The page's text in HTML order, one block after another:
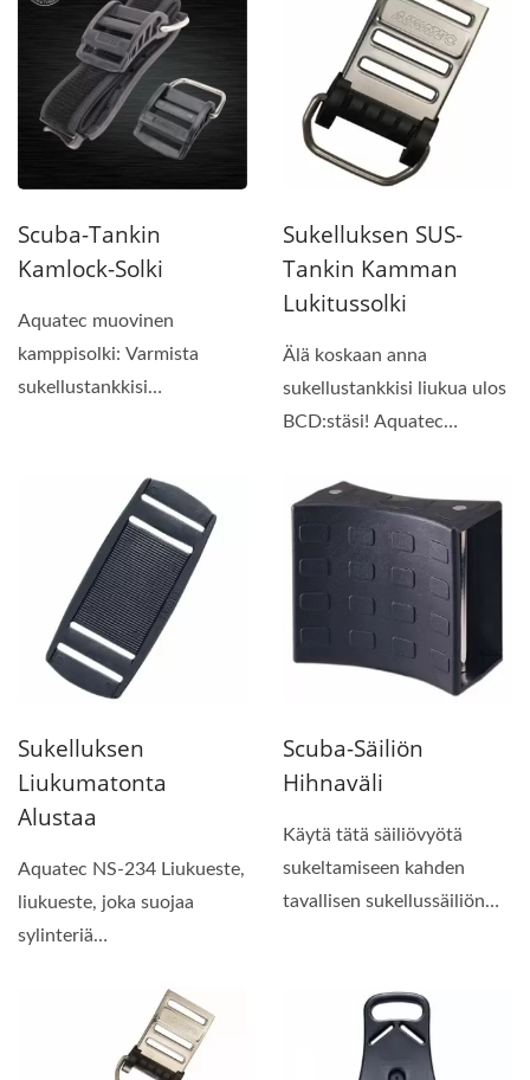
Scuba-Tankin
Kamlock-Solki
Aquatec muovinen
kamppisolki: Varmista
sukellustankkisi
Sukelluksen SUS-
Tankin Kamman
Lukitussolki
Älä koskaan anna
sukellustankkisi liukua ulos
BCD:stäsi! Aquatec
teräksestä...
Sukelluksen
Liukumatonta
Alustaa
Aquatec NS-234 Liukueste,
liukueste, joka suojaa
sylinteriä
Scuba-Säiliön
Hihnaväli
Käytä tätä säiliövyötä
sukeltamiseen kahden
tavallisen sukellussäiliön